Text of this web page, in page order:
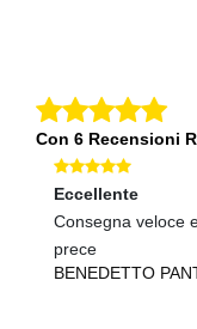
Con 6 Recensioni
Eccellente
Consegna veloce
prece
BENEDETTO